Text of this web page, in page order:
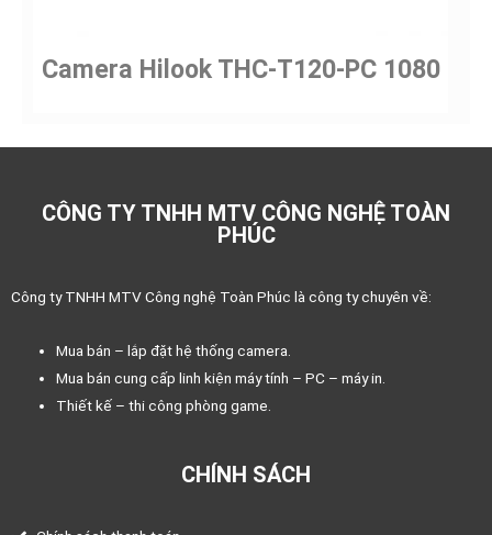
Camera Hilook THC-T120-PC 1080
CÔNG TY TNHH MTV CÔNG NGHỆ TOÀN
PHÚC
Công ty TNHH MTV Công nghệ Toàn Phúc là công ty chuyên về:
Mua bán – lắp đặt hệ thống camera.
Mua bán cung cấp linh kiện máy tính – PC – máy in.
Thiết kế – thi công phòng game.
CHÍNH SÁCH